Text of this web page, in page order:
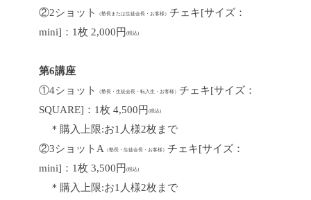
②2ショット
（塾長または生徒会長・お客様） チェキ[サイズ：
mini]：1枚 2,000円 (税込)
第6講座
①4ショット
（塾長・生徒会長・転入生・お客様） チェキ[サイズ：
SQUARE]：1枚 4,500円 (税込)
＊購入上限:お1人様2枚まで
②3ショットA （塾長・生徒会長・お客様） チェキ[サイズ：
mini]：1枚 3,500円 (税込)
＊購入上限:お1人様2枚まで